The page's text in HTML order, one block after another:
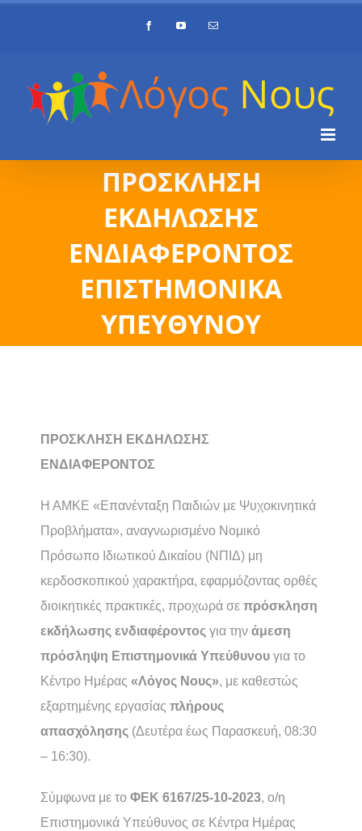
FacebookYouTubeEmail
ΠΡΟΣΚΛΗΣΗ
ΕΚΔΗΛΩΣΗΣ
ΕΝΔΙΑΦΕΡΟΝΤΟΣ
ΕΠΙΣΤΗΜΟΝΙΚΑ
ΥΠΕΥΘΥΝΟΥ
ΠΡΟΣΚΛΗΣΗ ΕΚΔΗΛΩΣΗΣ
ΕΝΔΙΑΦΕΡΟΝΤΟΣ
Η ΑΜΚΕ «Επανένταξη Παιδιών με Ψυχοκινητικά
Προβλήματα», αναγνωρισμένο Νομικό
Πρόσωπο Ιδιωτικού Δικαίου (ΝΠΙΔ) μη
κερδοσκοπικού χαρακτήρα, εφαρμόζοντας ορθές
διοικητικές πρακτικές, προχωρά σε πρόσκληση
εκδήλωσης ενδιαφέροντος για την άμεση
πρόσληψη Επιστημονικά Υπεύθυνου για το
Κέντρο Ημέρας «Λόγος Νους», με καθεστώς
εξαρτημένης εργασίας πλήρους
απασχόλησης (Δευτέρα έως Παρασκευή, 08:30
– 16:30).
Σύμφωνα με το ΦΕΚ 6167/25-10-2023, ο/η
Επιστημονικά Υπεύθυνος σε Κέντρα Ημέρας